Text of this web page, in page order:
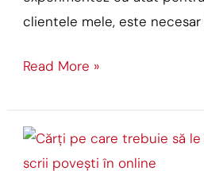
clientele mele, este necesar
Read More »
Cărți
pe